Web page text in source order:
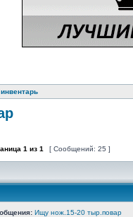
1 из 1 [ Сообщений: 25 ]
Ищу нож.15-20 тыр.повар